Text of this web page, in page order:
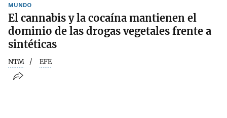
MUNDO
El cannabis y la cocaína mantienen el
dominio de las drogas vegetales frente a
sintéticas
NTM EFE